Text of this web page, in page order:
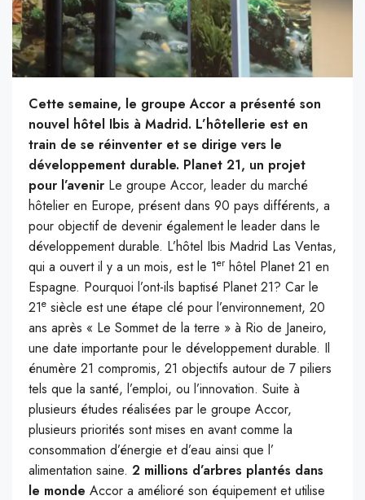
Cette semaine, le groupe Accor a présenté son
nouvel hôtel Ibis à Madrid. L’hôtellerie est en
train de se réinventer et se dirige vers le
développement durable. Planet 21, un projet
pour l’avenir Le groupe Accor, leader du marché
hôtelier en Europe, présent dans 90 pays différents, a
pour objectif de devenir également le leader dans le
développement durable. L’hôtel Ibis Madrid Las Ventas,
qui a ouvert il y a un mois, est le 1er hôtel Planet 21 en
Espagne. Pourquoi l’ont-ils baptisé Planet 21? Car le
21e siècle est une étape clé pour l’environnement, 20
ans après « Le Sommet de la terre » à Rio de Janeiro,
une date importante pour le développement durable. Il
énumère 21 compromis, 21 objectifs autour de 7 piliers
tels que la santé, l’emploi, ou l’innovation. Suite à
plusieurs études réalisées par le groupe Accor,
plusieurs priorités sont mises en avant comme la
consommation d’énergie et d’eau ainsi que l’
alimentation saine. 2 millions d’arbres plantés dans
le monde Accor a amélioré son équipement et utilise